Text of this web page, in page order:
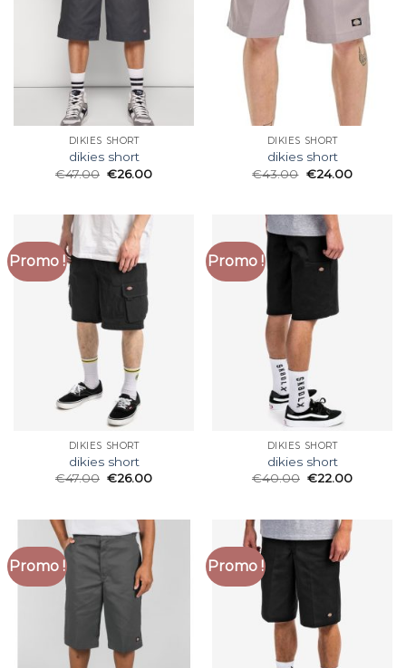
DIKIES SHORT
dikies short
€47.00 €26.00
DIKIES SHORT
dikies short
€43.00 €24.00
Promo !
DIKIES SHORT
dikies short
€47.00 €26.00
Promo !
DIKIES SHORT
dikies short
€40.00 €22.00
Promo ! Promo !